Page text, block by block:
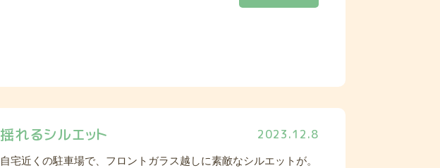
2023.12.8
揺れるシルエット
自宅近くの駐車場で、フロントガラス越しに素敵なシルエットが。